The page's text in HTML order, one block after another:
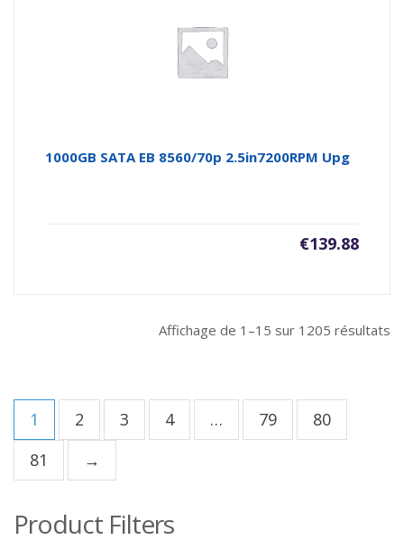
1000GB SATA EB 8560/70p 2.5in7200RPM Upg
€139.88
Affichage de 1–15 sur 1205 résultats
1 2 3 4 … 79
80
81
→
Product Filters